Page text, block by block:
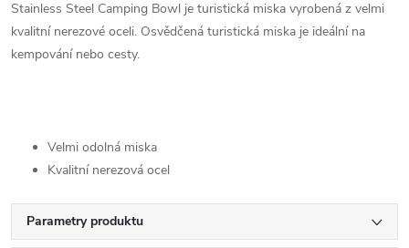
Stainless Steel Camping Bowl je turistická miska vyrobená z velmi
kvalitní nerezové oceli. Osvědčená turistická miska je ideální na
kempování nebo cesty.
Velmi odolná miska
Kvalitní nerezová ocel
Parametry produktu